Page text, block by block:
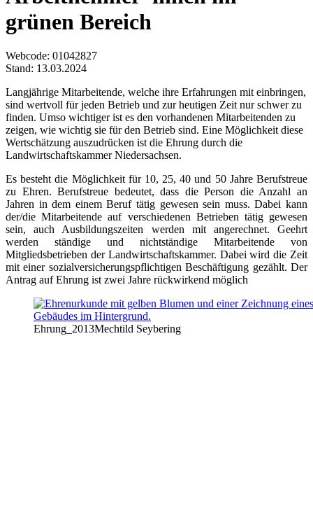
grünen Bereich
Webcode: 01042827
Stand: 13.03.2024
Langjährige Mitarbeitende, welche ihre Erfahrungen mit einbringen,
sind wertvoll für jeden Betrieb und zur heutigen Zeit nur schwer zu
finden. Umso wichtiger ist es den vorhandenen Mitarbeitenden zu
zeigen, wie wichtig sie für den Betrieb sind. Eine Möglichkeit diese
Wertschätzung auszudrücken ist die Ehrung durch die
Landwirtschaftskammer Niedersachsen.
Es besteht die Möglichkeit für 10, 25, 40 und 50 Jahre Berufstreue
zu Ehren. Berufstreue bedeutet, dass die Person die Anzahl an
Jahren in dem einem Beruf tätig gewesen sein muss. Dabei kann
der/die Mitarbeitende auf verschiedenen Betrieben tätig gewesen
sein, auch Ausbildungszeiten werden mit angerechnet. Geehrt
werden ständige und nichtständige Mitarbeitende von
Mitgliedsbetrieben der Landwirtschaftskammer. Dabei wird die Zeit
mit einer sozialversicherungspflichtigen Beschäftigung gezählt. Der
Antrag auf Ehrung ist zwei Jahre rückwirkend möglich
Ehrung_2013Mechtild Seybering